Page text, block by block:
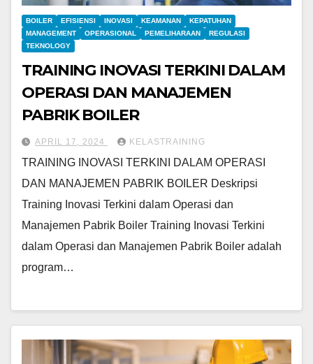
BOILER EFISIENSI INOVASI KEAMANAN
KEPATUHAN
MANAGEMENT
OPERASIONAL PEMELIHARAAN
REGULASI
TEKNOLOGY
TRAINING INOVASI TERKINI DALAM
OPERASI DAN MANAJEMEN
PABRIK BOILER
APRIL 17, 2024 KELASTRAINING
TRAINING INOVASI TERKINI DALAM OPERASI
DAN MANAJEMEN PABRIK BOILER Deskripsi
Training Inovasi Terkini dalam Operasi dan
Manajemen Pabrik Boiler Training Inovasi Terkini
dalam Operasi dan Manajemen Pabrik Boiler adalah
program…